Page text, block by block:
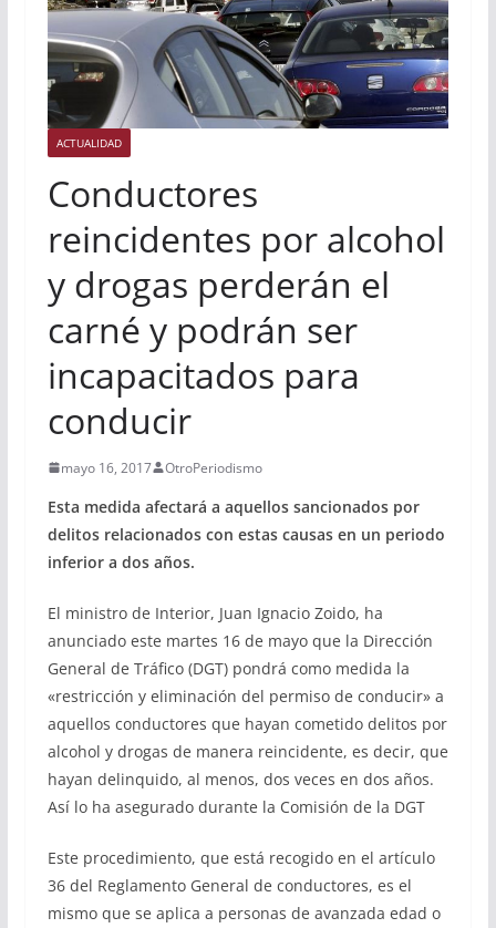
ACTUALIDAD
Conductores
reincidentes por alcohol
y drogas perderán el
carné y podrán ser
incapacitados para
conducir
mayo 16, 2017 OtroPeriodismo
Esta medida afectará a aquellos sancionados por
delitos relacionados con estas causas en un periodo
inferior a dos años.
El ministro de Interior, Juan Ignacio Zoido, ha
anunciado este martes 16 de mayo que la Dirección
General de Tráfico (DGT) pondrá como medida la
«restricción y eliminación del permiso de conducir» a
aquellos conductores que hayan cometido delitos por
alcohol y drogas de manera reincidente, es decir, que
hayan delinquido, al menos, dos veces en dos años.
Así lo ha asegurado durante la Comisión de la DGT
Este procedimiento, que está recogido en el artículo
36 del Reglamento General de conductores, es el
mismo que se aplica a personas de avanzada edad o